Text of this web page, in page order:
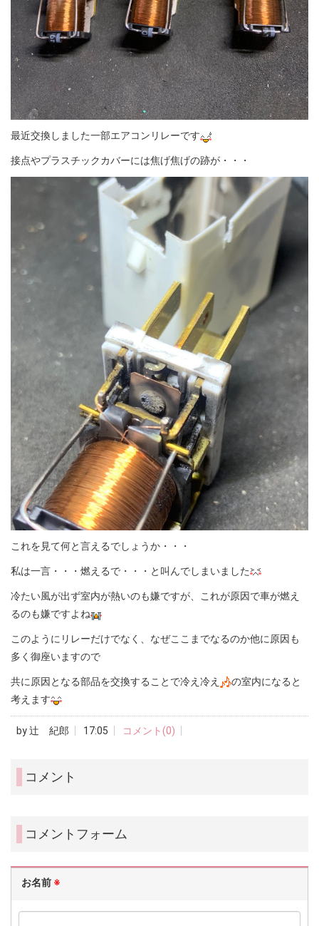
最近交換しました一部エアコンリレーです
接点やプラスチックカバーには焦げ焦げの跡が・・・
これを見て何と言えるでしょうか・・・
私は一言・・・燃えるで・・・と叫んでしまいました
冷たい風が出ず室内が熱いのも嫌ですが、これが原因で車が燃え
るのも嫌ですよね
このようにリレーだけでなく、なぜここまでなるのか他に原因も
多く御座いますので
共に原因となる部品を交換することで冷え冷え
の室内になると
考えます
by辻 紀郎 17:05 コメント(0)
コメント
コメントフォーム
お名前 ※